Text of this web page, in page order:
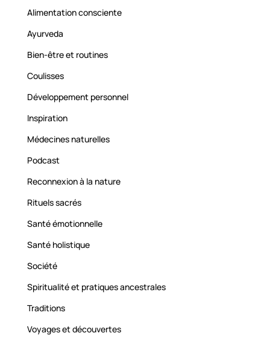
Alimentation consciente
Ayurveda
Bien-être et routines
Coulisses
Développement personnel
Inspiration
Médecines naturelles
Podcast
Reconnexion à la nature
Rituels sacrés
Santé émotionnelle
Santé holistique
Société
Spiritualité et pratiques ancestrales
Traditions
Voyages et découvertes